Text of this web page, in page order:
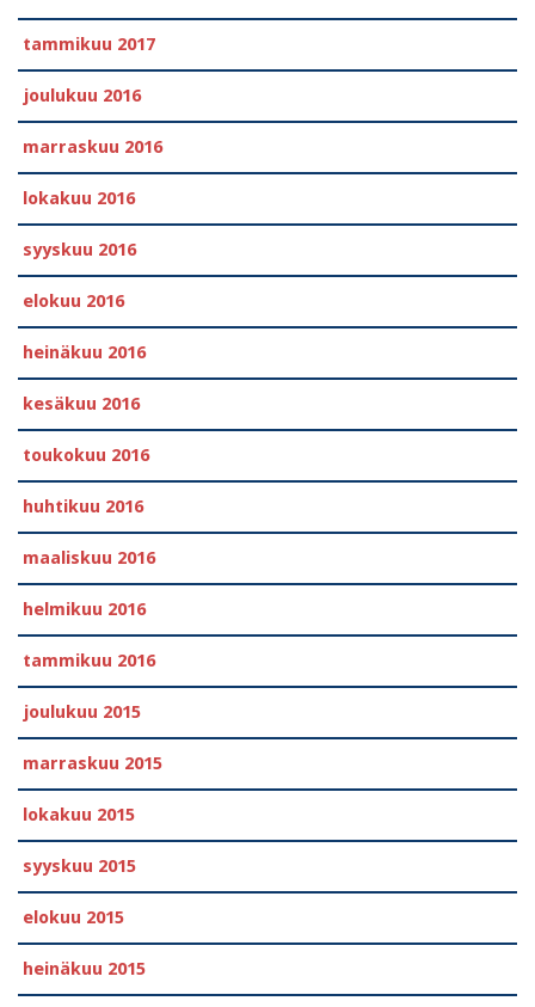
tammikuu 2017
joulukuu 2016
marraskuu 2016
lokakuu 2016
syyskuu 2016
elokuu 2016
heinäkuu 2016
kesäkuu 2016
toukokuu 2016
huhtikuu 2016
maaliskuu 2016
helmikuu 2016
tammikuu 2016
joulukuu 2015
marraskuu 2015
lokakuu 2015
syyskuu 2015
elokuu 2015
heinäkuu 2015